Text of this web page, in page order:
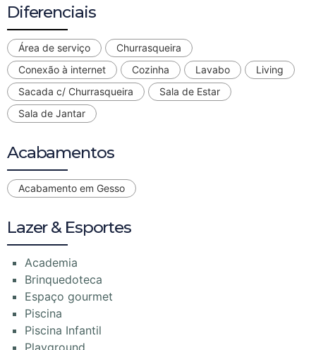
Diferenciais
Área de serviço
Churrasqueira
Conexão à internet
Cozinha Lavabo
Living
Sacada c/ Churrasqueira
Sala de Estar
Sala de Jantar
Acabamentos
Acabamento em Gesso
Lazer & Esportes
Academia
Brinquedoteca
Espaço gourmet
Piscina
Piscina Infantil